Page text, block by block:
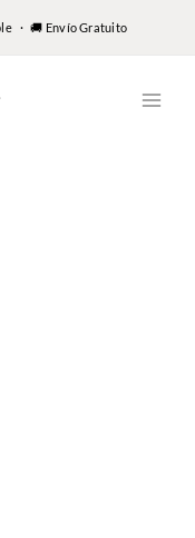
· 🚚 Envío Gratuito